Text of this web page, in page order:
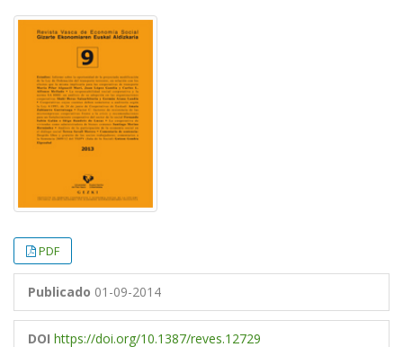
PDF
Publicado 01-09-2014
DOI https://doi.org/10.1387/reves.12729